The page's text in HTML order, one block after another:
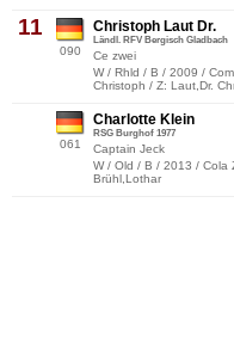
11
090
Christoph Laut Dr.
Ländl. RFV Bergisch Gladbach
Ce zwei
W / Rhld / B / 2009 /
Christoph / Z: Laut,Dr.
061
Charlotte Klein
RSG Burghof 1977
Captain Jeck
W / Old / B / 2013 / Cola
Brühl,Lothar